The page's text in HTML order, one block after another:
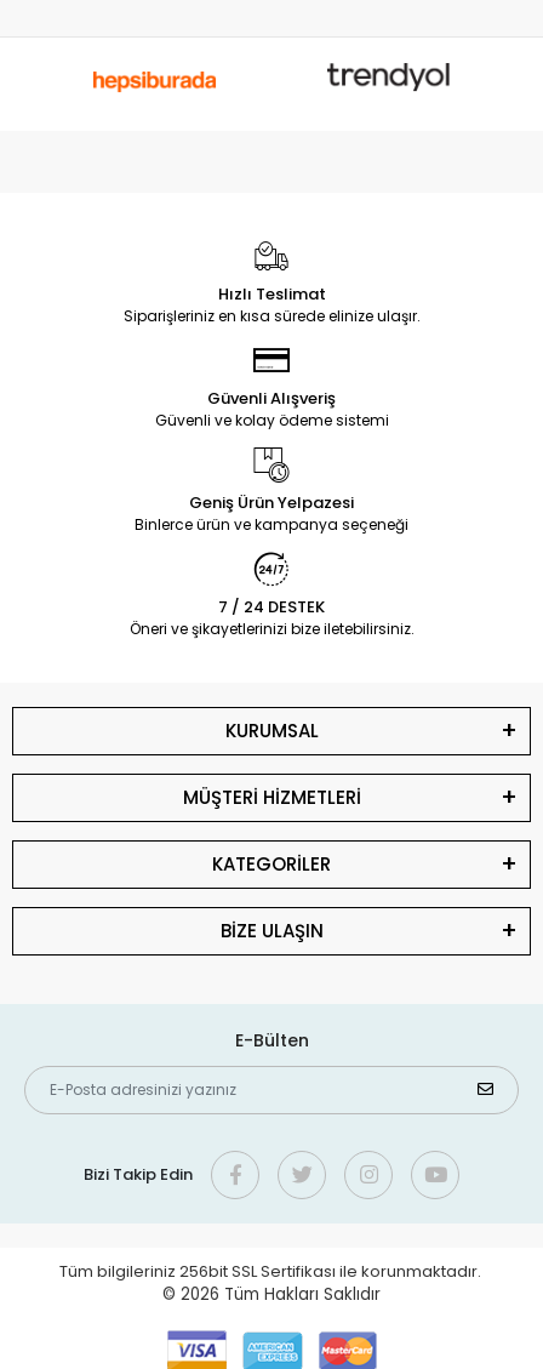
Hızlı Teslimat
Siparişleriniz en kısa sürede elinize ulaşır.
Güvenli Alışveriş
Güvenli ve kolay ödeme sistemi
Geniş Ürün Yelpazesi
Binlerce ürün ve kampanya seçeneği
7 / 24 DESTEK
Öneri ve şikayetlerinizi bize iletebilirsiniz.
KURUMSAL
MÜŞTERİ HİZMETLERİ
KATEGORİLER
BİZE ULAŞIN
E-Bülten
Bizi Takip Edin
Tüm bilgileriniz 256bit SSL Sertifikası ile korunmaktadır.
© 2026 Tüm Hakları Saklıdır